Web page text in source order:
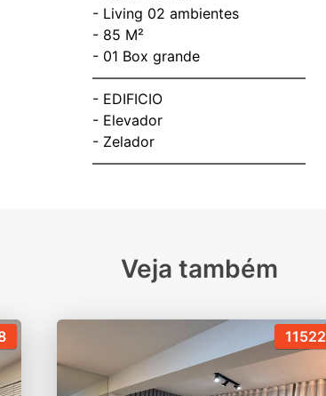
- Living 02 ambientes
- ⁠85 M²
- ⁠01 Box grande
———————————————
- EDIFICIO
- Elevador
- ⁠Zelador
Veja também
11522